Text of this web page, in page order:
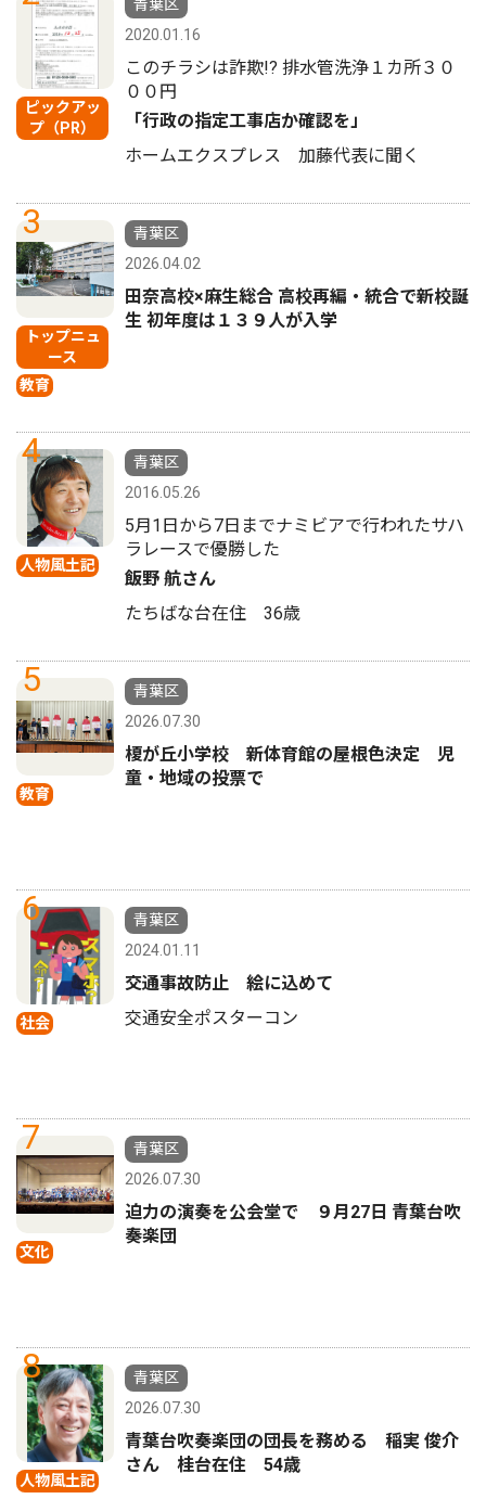
ピックアッ
プ（PR）
青葉区
2020.01.16
このチラシは詐欺!? 排水管洗浄１カ所３０
００円
「行政の指定工事店か確認を」
ホームエクスプレス 加藤代表に聞く
3
トップニュ
ース
教育
青葉区
2026.04.02
田奈高校×麻生総合 高校再編・統合で新校誕
生 初年度は１３９人が入学
4
人物風土記
青葉区
2016.05.26
5月1日から7日までナミビアで行われたサハ
ラレースで優勝した
飯野 航さん
たちばな台在住 36歳
5
教育
青葉区
2026.07.30
榎が丘小学校 新体育館の屋根色決定 児
童・地域の投票で
6
社会
青葉区
2024.01.11
交通事故防止 絵に込めて
交通安全ポスターコン
7
文化
青葉区
2026.07.30
迫力の演奏を公会堂で ９月27日 青葉台吹
奏楽団
8
人物風土記
青葉区
2026.07.30
青葉台吹奏楽団の団長を務める 稲実 俊介
さん 桂台在住 54歳